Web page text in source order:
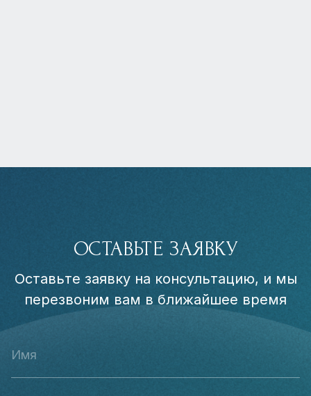
ОСТАВЬТЕ ЗАЯВКУ
Оставьте заявку на консультацию, и мы
перезвоним вам в ближайшее время